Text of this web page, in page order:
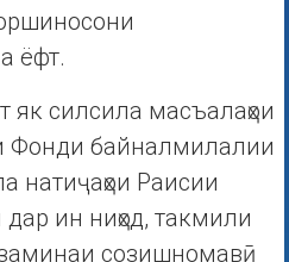
ёфт.
силсила масъалаҳои
Фонди байналмилалии
натиҷаҳои Раисии
ин ниҳод, такмили
созишномавӣ